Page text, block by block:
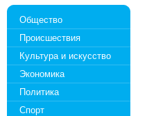
Общество
Происшествия
Культура и искусство
Экономика
Политика
Спорт